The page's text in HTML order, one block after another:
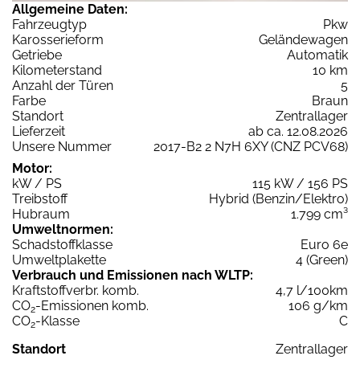
Allgemeine Daten:
Fahrzeugtyp
Pkw
Karosserieform
Geländewagen
Getriebe
Automatik
Kilometerstand
10 km
Anzahl der Türen
5
Farbe
Braun
Standort
Zentrallager
Lieferzeit
ab ca. 12.08.2026
Unsere Nummer
2017-B2 2 N7H 6XY (CNZ PCV68)
Motor:
kW / PS
115 kW / 156 PS
Treibstoff
Hybrid (Benzin/Elektro)
Hubraum
1.799 cm³
Umweltnormen:
Schadstoffklasse
Euro 6e
Umweltplakette
4 (Green)
Verbrauch und Emissionen nach WLTP:
Kraftstoffverbr. komb.
4,7 l/100km
CO2-Emissionen komb.
106 g/km
CO2-Klasse
C
Standort
Zentrallager